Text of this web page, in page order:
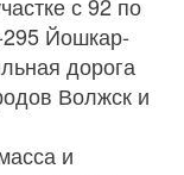
Йошкар-
дорога
Волжск и
и